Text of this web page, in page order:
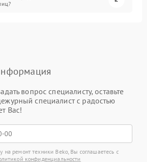
вопрос специалисту, оставьте
специалист с радостью
Вас!
на ремонт техники Beko, Вы соглашаетесь с
конфиденциальности